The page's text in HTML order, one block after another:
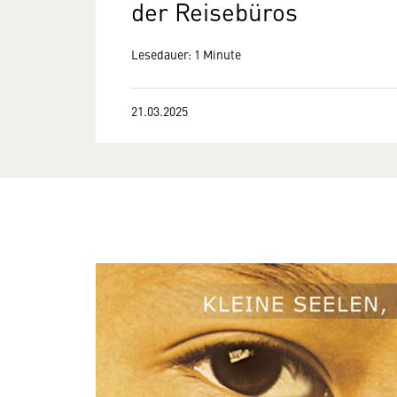
der Reisebüros
Lesedauer: 1 Minute
21.03.2025